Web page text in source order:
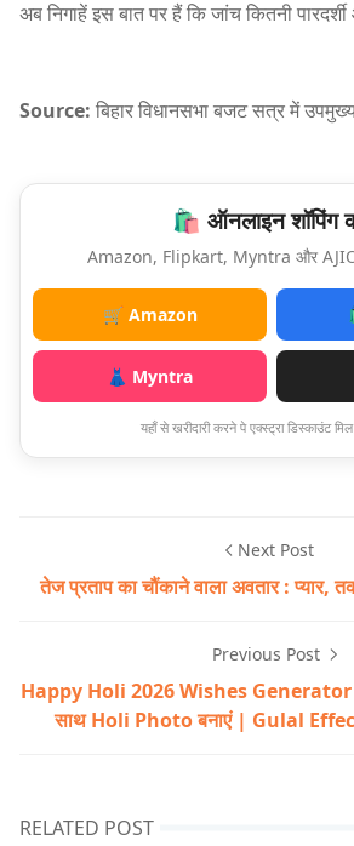
अब निगाहें इस बात पर हैं कि जांच कितनी पारदर्शी
Source: बिहार विधानसभा बजट सत्र में
🛍️ ऑनलाइन शॉपिंग
Amazon, Flipkart, Myntra और AJIO
🛒 Amazon
👗 Myntra
यहाँ से खरीदारी करने पे एक्स्ट्रा डिस्काउंट
Next Post
तेज प्रताप का चौंकाने वाला अवतार : प्यार,
Previous Post
Happy Holi 2026 Wishes
साथ Holi Photo बनाएं | Gulal
RELATED POST